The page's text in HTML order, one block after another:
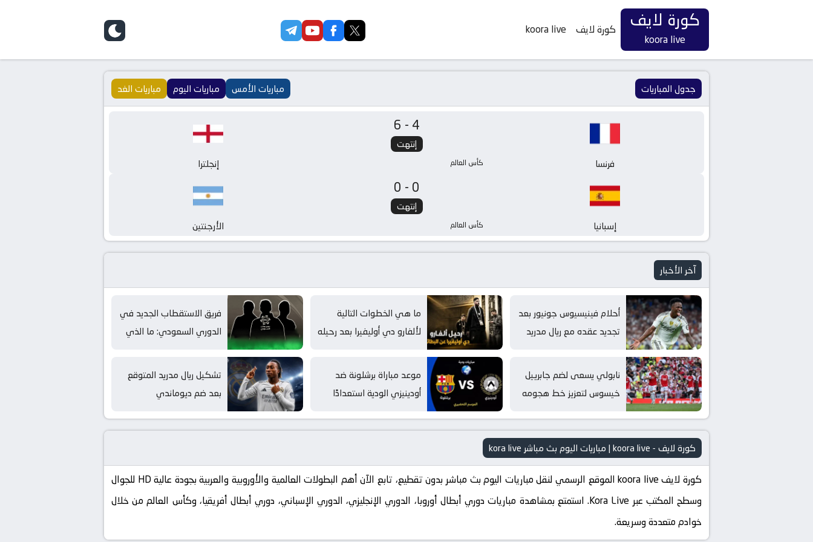
كورة لايف
koora live
كورة لايف koora live
جدول المباريات مباريات الأمس مباريات اليوم مباريات الغد
فرنسا
6-4
إنتهت
كأس العالم إنجلترا
إسبانيا
0-0
إنتهت
كأس العالم الأرجنتين
آخر الأخبار
أحلام فينيسيوس جونيور بعد
تجديد عقده مع ريال مدريد
ما هي الخطوات التالية
لألفارو دي أوليفيرا بعد رحيله
فريق الاستقطاب الجديد في
الدوري السعودي: ما الذي
نابولي يسعى لضم جابرييل
خيسوس لتعزيز خط هجومه
موعد مباراة برشلونة ضد
أودينيزي الودية استعدادًا
تشكيل ريال مدريد المتوقع
بعد ضم ديوماندي
كورة لايف - koora live | مباريات اليوم بث مباشر kora live
كورة لايف koora live الموقع الرسمي لنقل مباريات اليوم بث مباشر بدون تقطيع، تابع الآن أهم البطولات العالمية والأوروبية والعربية بجودة عالية HD للجوال
وسطح المكتب عبر Kora Live. استمتع بمشاهدة مباريات دوري أبطال أوروبا، الدوري الإنجليزي، الدوري الإسباني، دوري أبطال أفريقيا، وكأس العالم من خلال
خوادم متعددة وسريعة.